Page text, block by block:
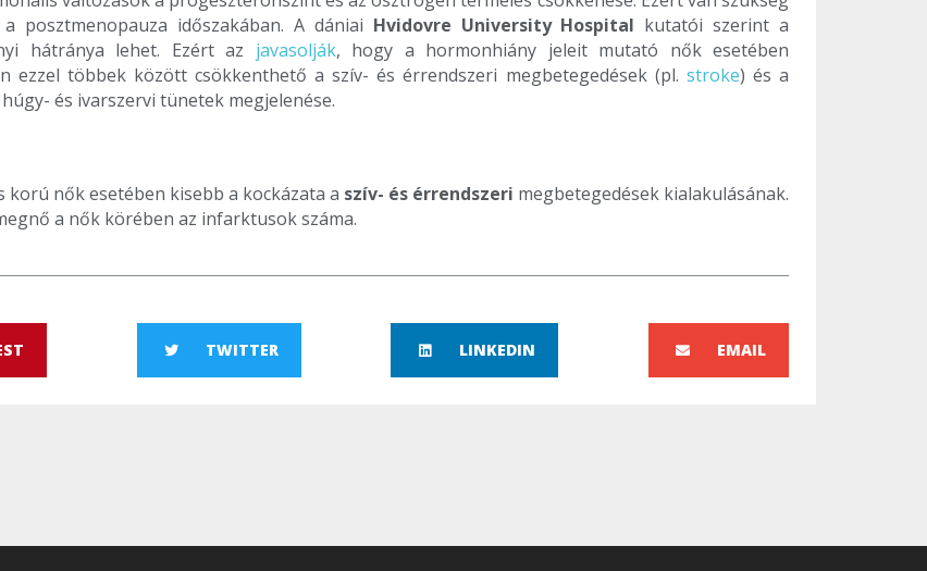
posztmenopauza időszakában. A dániai Hvidovre University Hospital kutatói szerint a
hátránya lehet. Ezért az javasolják, hogy a hormonhiány jeleit mutató nők esetében
ezzel többek között csökkenthető a szív- és érrendszeri megbetegedések (pl. stroke) és a
és ivarszervi tünetek megjelenése.
korú nők esetében kisebb a kockázata a szív- és érrendszeri megbetegedések kialakulásának.
a nők körében az infarktusok száma.
TWITTER LINKEDIN EMAIL